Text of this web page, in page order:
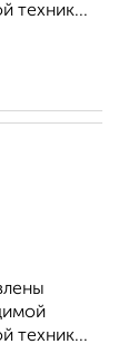
техник...
техник...